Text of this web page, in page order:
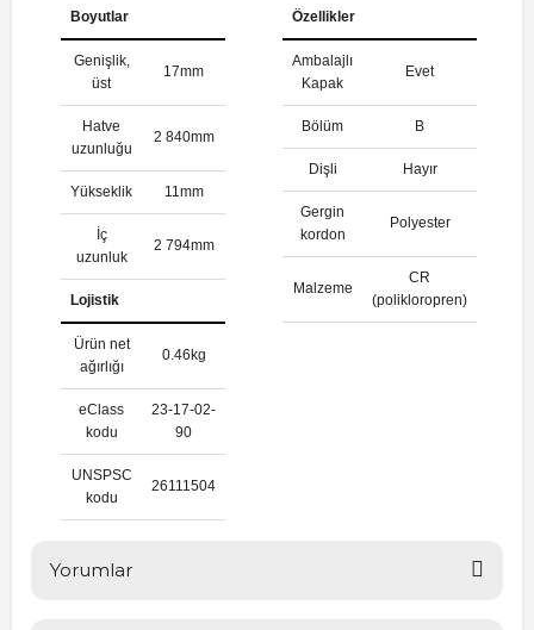
Boyutlar
Genişlik,
üst
17mm
Hatve
uzunluğu
2 840mm
Yükseklik 11mm
İç
uzunluk
2 794mm
Lojistik
Ürün net
ağırlığı
0.46kg
eClass
kodu
23-17-02-
90
UNSPSC
kodu
26111504
Özellikler
Ambalajlı
Kapak
Evet
Bölüm B
Dişli Hayır
Gergin
kordon
Polyester
Malzeme
CR
(polikloropren)
Yorumlar